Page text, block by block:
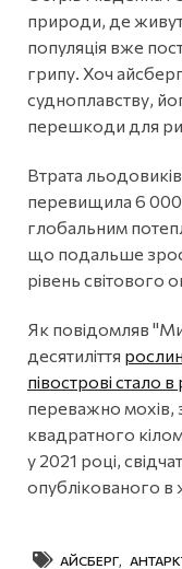
природи, де
популяція вже
грипу. Хоч
судноплавству,
перешкоди для
Втрата
перевищила 6 000
глобальним
що подальше
рівень світового
Як повідомляв
десятиліття
півострові стало
переважно мохів,
квадратного
у 2021 році,
опублікованого в
АЙСБЕРГ